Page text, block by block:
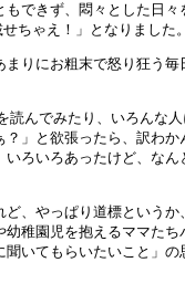
できず、悶々とした日々
ちゃえ！」となりました。
りにお粗末で怒り狂う毎
読んでみたり、いろんな
」と欲張ったら、訳わか
ろいろあったけど、なん
、やっぱり道標というか
稚園児を抱えるママたち
いてもらいたいこと」の